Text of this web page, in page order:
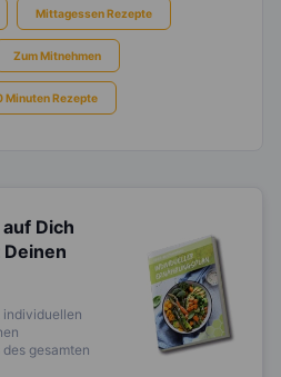
Mittagessen Rezepte
Zum Mitnehmen
Minuten Rezepte
Dich
individuellen
gesamten